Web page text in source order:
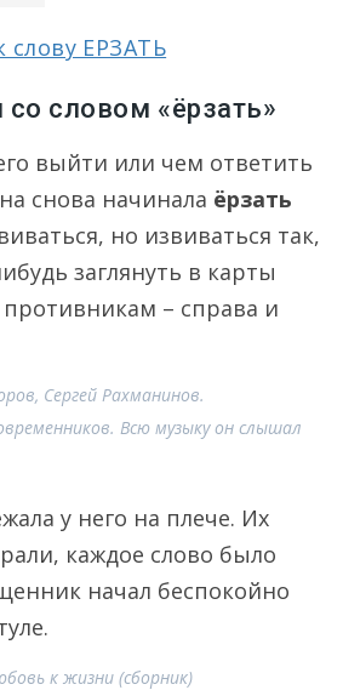
ЕРЗАТЬ
словом «ёрзать»
выйти или чем ответить
снова начинала ёрзать
но извиваться так,
заглянуть в карты
– справа и
Сергей Рахманинов.
Всю музыку он слышал
у него на плече. Их
каждое слово было
начал беспокойно
к жизни (сборник)